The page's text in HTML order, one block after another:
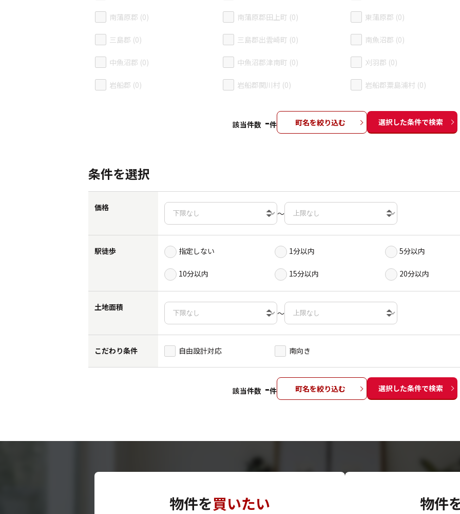
南蒲原郡 (0) 南蒲原郡田上町 (0) 東蒲原郡 (0)
三島郡 (0) 三島郡出雲崎町 (0) 南魚沼郡 (0)
中魚沼郡 (0) 中魚沼郡津南町 (0) 刈羽郡 (0)
岩船郡 (0) 岩船郡関川村 (0) 岩船郡粟島浦村 (0)
該当件数 -件 町名を絞り込む 選択した条件で検索
条件を選択
価格
～
駅徒歩 指定しない 1分以内 5分以内
10分以内 15分以内 20分以内
土地面積
～
こだわり条件 自由設計対応 南向き
該当件数 -件 町名を絞り込む 選択した条件で検索
物件を買いたい 物件